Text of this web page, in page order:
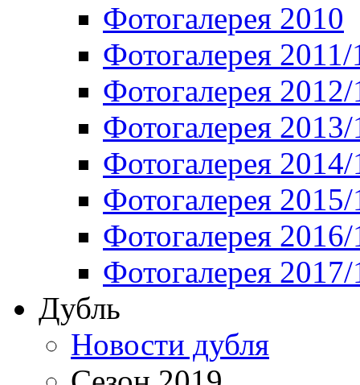
Фотогалерея 2010
Фотогалерея 2011/
Фотогалерея
Фотогалерея
Фотогалерея
Фотогалерея
Фотогалерея
Фотогалерея
Дубль
Новости дубля